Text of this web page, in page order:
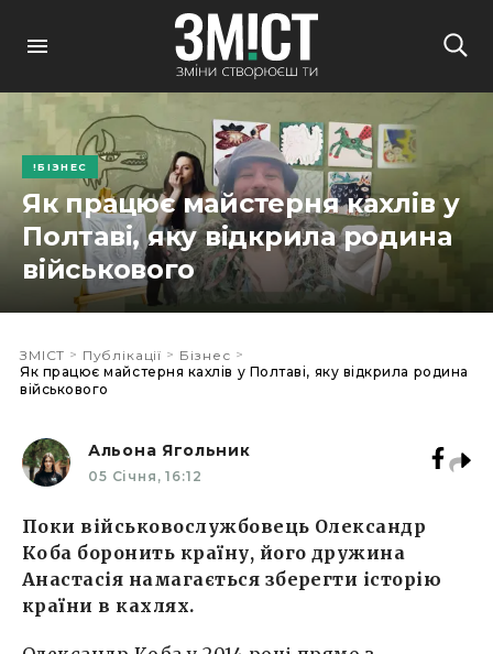
БІЗНЕС
Як працює майстерня кахлів у
Полтаві, яку відкрила родина
військового
ЗМІСТ > Публікації > Бізнес >
Як працює майстерня кахлів у Полтаві, яку відкрила родина
військового
Альона Ягольник
05 Січня, 16:12
Поки військовослужбовець Олександр
Коба боронить країну, його дружина
Анастасія намагається зберегти історію
країни в кахлях.